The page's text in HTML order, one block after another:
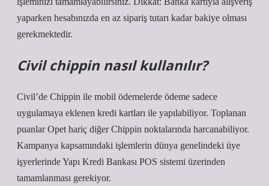
yaparken hesabınızda en az sipariş tutarı kadar bakiye olması
gerekmektedir.
Civil chippin nasıl kullanılır?
Civil’de Chippin ile mobil ödemelerde ödeme sadece
uygulamaya eklenen kredi kartları ile yapılabiliyor. Toplanan
puanlar Opet hariç diğer Chippin noktalarında harcanabiliyor.
Kampanya kapsamındaki işlemlerin dünya genelindeki üye
işyerlerinde Yapı Kredi Bankası POS sistemi üzerinden
tamamlanması gerekiyor.